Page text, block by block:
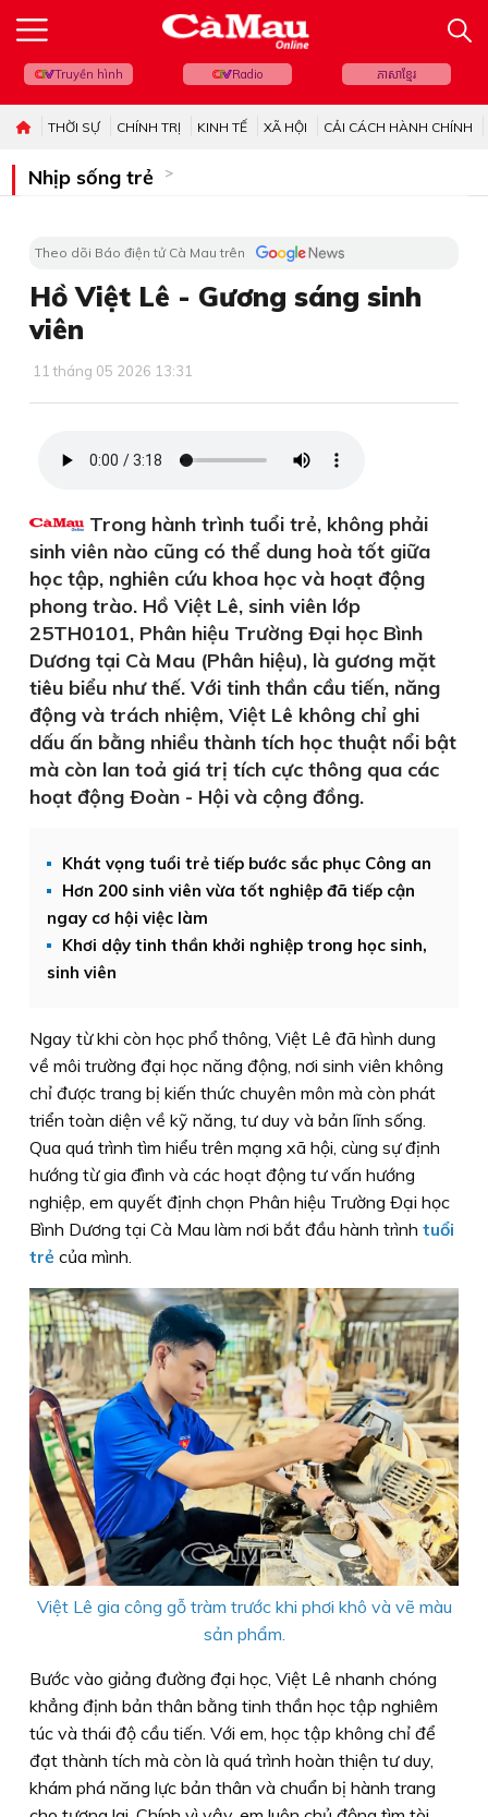
Truyền hình Radio ភាសាខ្មែរ
THỜI SỰ CHÍNH TRỊ KINH TẾ XÃ HỘI CẢI CÁCH HÀNH CHÍNH
Nhịp sống trẻ
Theo dõi Báo điện tử Cà Mau trên
Hồ Việt Lê - Gương sáng sinh
viên
11 tháng 05 2026 13:31
Trong hành trình tuổi trẻ, không phải
sinh viên nào cũng có thể dung hoà tốt giữa
học tập, nghiên cứu khoa học và hoạt động
phong trào. Hồ Việt Lê, sinh viên lớp
25TH0101, Phân hiệu Trường Ðại học Bình
Dương tại Cà Mau (Phân hiệu), là gương mặt
tiêu biểu như thế. Với tinh thần cầu tiến, năng
động và trách nhiệm, Việt Lê không chỉ ghi
dấu ấn bằng nhiều thành tích học thuật nổi bật
mà còn lan toả giá trị tích cực thông qua các
hoạt động Ðoàn - Hội và cộng đồng.
Khát vọng tuổi trẻ tiếp bước sắc phục Công an
Hơn 200 sinh viên vừa tốt nghiệp đã tiếp cận
ngay cơ hội việc làm
Khơi dậy tinh thần khởi nghiệp trong học sinh,
sinh viên
Ngay từ khi còn học phổ thông, Việt Lê đã hình dung
về môi trường đại học năng động, nơi sinh viên không
chỉ được trang bị kiến thức chuyên môn mà còn phát
triển toàn diện về kỹ năng, tư duy và bản lĩnh sống.
Qua quá trình tìm hiểu trên mạng xã hội, cùng sự định
hướng từ gia đình và các hoạt động tư vấn hướng
nghiệp, em quyết định chọn Phân hiệu Trường Ðại học
Bình Dương tại Cà Mau làm nơi bắt đầu hành trình tuổi
trẻ của mình.
Việt Lê gia công gỗ tràm trước khi phơi khô và vẽ màu
sản phẩm.
Bước vào giảng đường đại học, Việt Lê nhanh chóng
khẳng định bản thân bằng tinh thần học tập nghiêm
túc và thái độ cầu tiến. Với em, học tập không chỉ để
đạt thành tích mà còn là quá trình hoàn thiện tư duy,
khám phá năng lực bản thân và chuẩn bị hành trang